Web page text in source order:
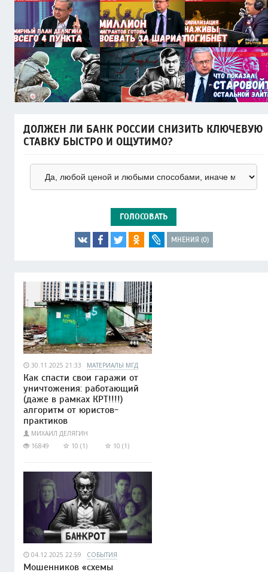
ДОЛЖЕН ЛИ БАНК РОССИИ СНИЗИТЬ КЛЮЧЕВУЮ
СТАВКУ БЫСТРО И ОЩУТИМО?
ГОЛОСОВАТЬ
МНЕНИЯ (0)
30.11.2025 21:33 МАТЕРИАЛЫ МГД
Как спасти свои гаражи от
уничтожения: работающий
(даже в рамках КРТ!!!!)
алгоритм от юристов-
практиков
МИХАИЛ ДЕЛЯГИН
16849
10 (1) 10 (1)
04.12.2025 22:59 СОБЫТИЯ
Мошенников «схемы